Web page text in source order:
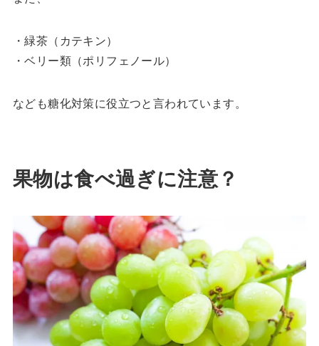
・緑茶（カテキン）
・ベリー類（ポリフェノール）
なども糖化対策に役立つと言われています。
果物は食べ過ぎに注意？